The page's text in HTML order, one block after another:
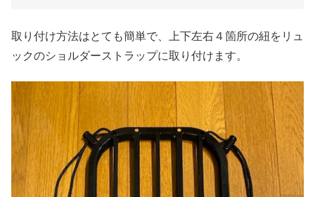
取り付け方法はとても簡単で、上下左右４箇所の紐をリュ
ックのショルダーストラップに取り付けます。